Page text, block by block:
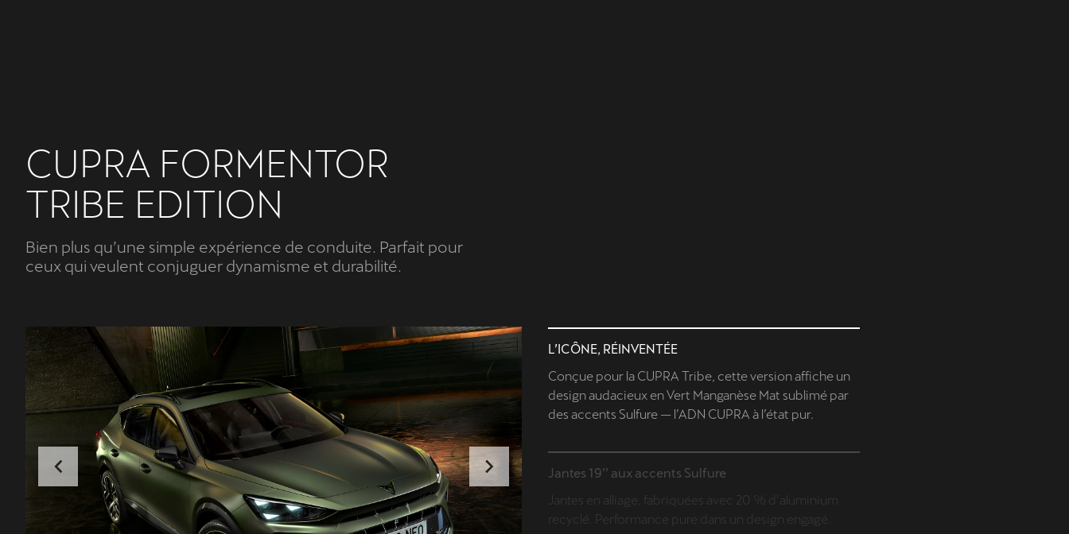
CUPRA FORMENTOR
TRIBE EDITION
Bien plus qu’une simple expérience de conduite. Parfait pour
ceux qui veulent conjuguer dynamisme et durabilité.
L’ICÔNE, RÉINVENTÉE
Conçue pour la CUPRA Tribe, cette version affiche un
design audacieux en Vert Manganèse Mat sublimé par
des accents Sulfure — l’ADN CUPRA à l’état pur.
Jantes 19’’ aux accents Sulfure
Jantes en alliage, fabriquées avec 20 % d’aluminium
recyclé. Performance pure dans un design engagé.